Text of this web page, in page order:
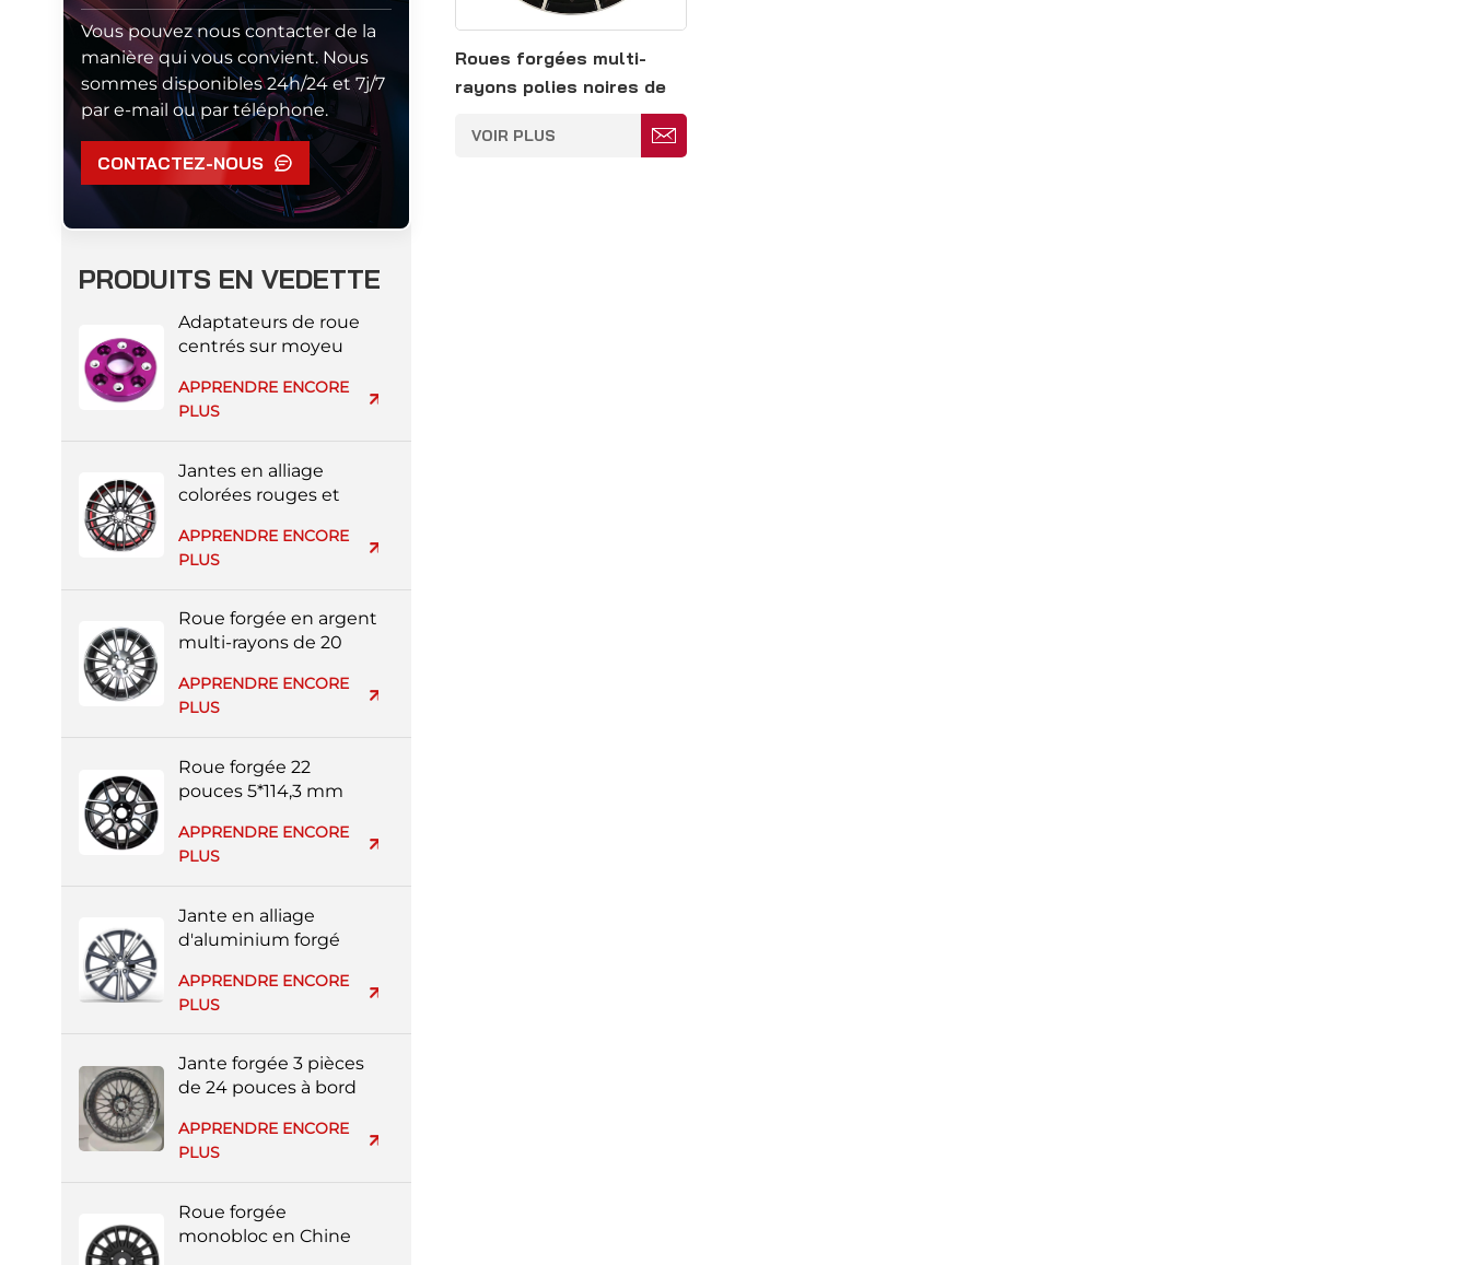
Roues forgées multi-
rayons polies noires de
22 pouces 5 x 120 mm
VOIR PLUS
Vous pouvez nous contacter de la
manière qui vous convient. Nous
sommes disponibles 24h/24 et 7j/7
par e-mail ou par téléphone.
CONTACTEZ-NOUS
PRODUITS EN VEDETTE
Adaptateurs de roue
centrés sur moyeu
APPRENDRE ENCORE
PLUS
Jantes en alliage
colorées rouges et
multiples de 20
pouces 5*139 mm
APPRENDRE ENCORE
PLUS
Roue forgée en argent
multi-rayons de 20
APPRENDRE ENCORE
PLUS
Roue forgée 22
pouces 5*114,3 mm
argent entièrement
peinte
APPRENDRE ENCORE
PLUS
Jante en alliage
d'aluminium forgé
d'usine
APPRENDRE ENCORE
PLUS
Jante forgée 3 pièces
de 24 pouces à bord
de luxe
APPRENDRE ENCORE
PLUS
Roue forgée
monobloc en Chine